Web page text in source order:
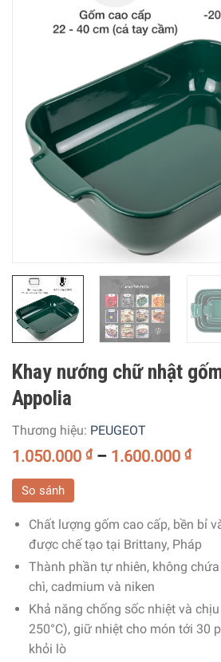
Khay nướng chữ nhật
Appolia
Thương hiệu: PEUGEOT
1.050.000 ₫– 1.600.000 ₫
So sánh
Chất lượng gốm cao cấp, bền bỉ
được chế tạo tại Brittany, Pháp
Thành phần tự nhiên, không
chì, cadmium và niken
Khả năng chống sốc nhiệt và
250°C), giữ nhiệt cho món tới 30
khỏi lò